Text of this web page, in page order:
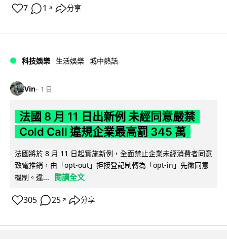
7 1 ↗ 分享
科技娛樂 生活娛樂 城中熱話
Vin 1 日
法國 8 月 11 日出新例 未經同意嚴禁
Cold Call 違規企業最高罰 345 萬
法國將於 8 月 11 日起實施新例，全面禁止企業未經消費者同意
致電推銷，由「opt-out」拒接登記制轉為「opt-in」先徵同意
機制。違...
閱讀全文
305 25 ↗ 分享